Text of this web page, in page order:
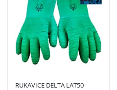
RUKAVICE DELTA LAT50